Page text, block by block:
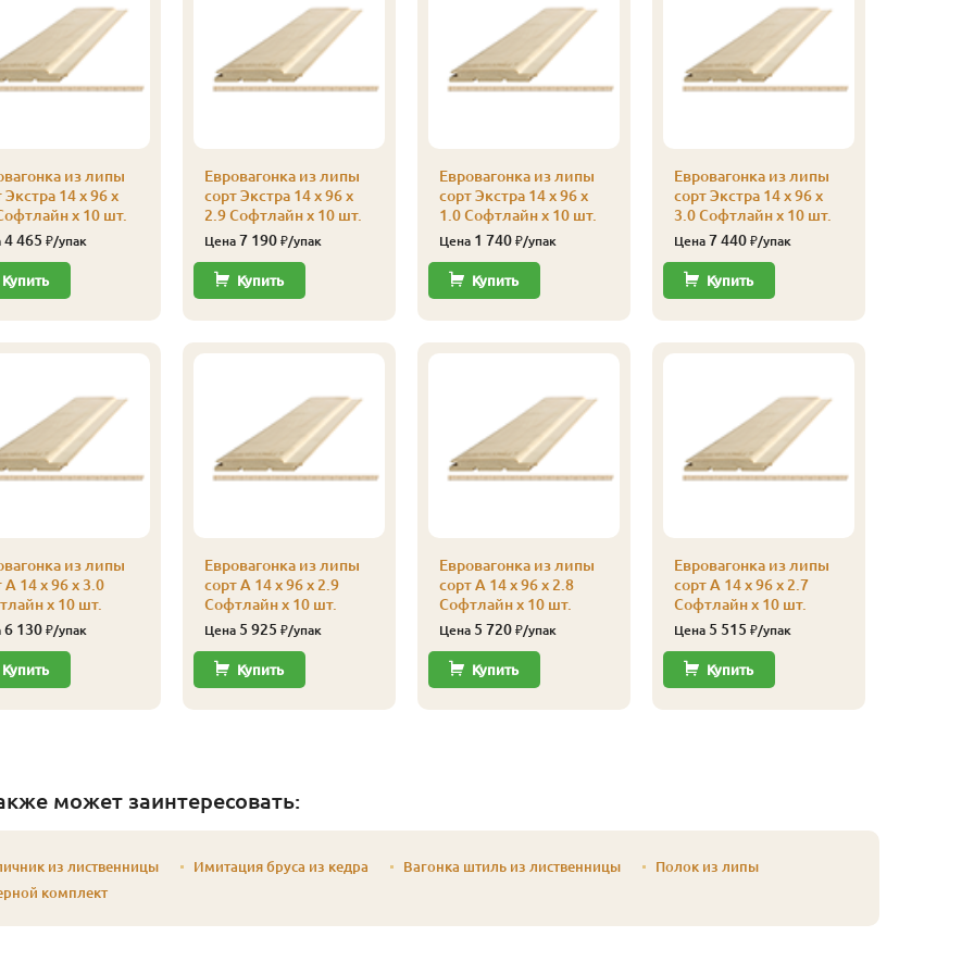
из липы
Экстра 14 x 96 x
x 10 шт.
4 465 ₽/упак
Купить
из липы
А 14 x 96 x 3.0
x 10 шт.
6 130₽/упак
Купить
Евровагонка из липы
сорт Экстра 14 x 96 x
2.9 Софтлайн x 10 шт.
Цена 7 190₽/упак
Купить
Евровагонка из липы
сорт А 14 x 96 x 2.9
Софтлайн x 10 шт.
Цена 5 925 ₽/упак
Купить
Евровагонка из липы
сорт Экстра 14 x 96 x
1.0 Софтлайн x 10 шт.
Цена 1 740₽/упак
Купить
Евровагонка из липы
сорт А 14 x 96 x 2.8
Софтлайн x 10 шт.
Цена 5 720₽/упак
Купить
Евровагонка из липы
сорт Экстра 14 x 96 x
3.0 Софтлайн x 10 шт.
Цена 7 440₽/упак
Купить
Евровагонка из липы
сорт А 14 x 96 x 2.7
Софтлайн x 10 шт.
Цена 5 515 ₽/упак
Купить
может заинтересовать:
из лиственницы Имитация бруса из кедра Вагонка штиль из лиственницы
Полок из липы
комплект